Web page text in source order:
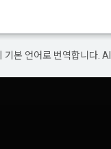
본 언어로 번역합니다.